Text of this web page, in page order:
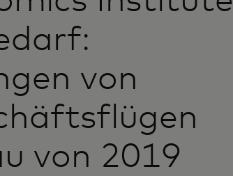
von
von 2019